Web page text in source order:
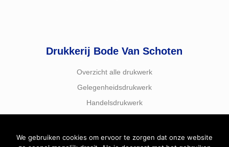
Drukkerij Bode Van Schoten
Overzicht alle drukwerk
Gelegenheidsdrukwerk
Handelsdrukwerk
We gebruiken cookies om ervoor te zorgen dat onze website